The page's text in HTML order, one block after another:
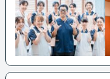
療科目を取り扱い、患者様の口腔
リラックスできる環境と親切なス
す。